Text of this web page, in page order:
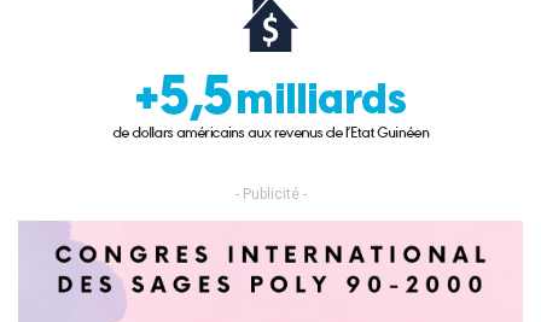
- Publicité -